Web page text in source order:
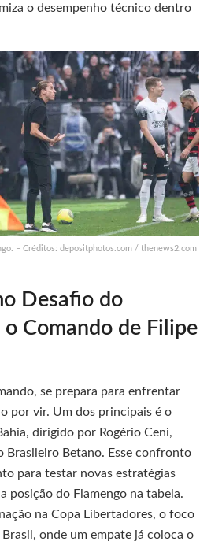
o desempenho técnico dentro
– Créditos: depositphotos.com / thenews2.com
Desafio do
o Comando de Filipe
se prepara para enfrentar
por vir. Um dos principais é o
dirigido por Rogério Ceni,
Brasileiro Betano. Esse confronto
para testar novas estratégias
posição do Flamengo na tabela.
na Copa Libertadores, o foco
onde um empate já coloca o